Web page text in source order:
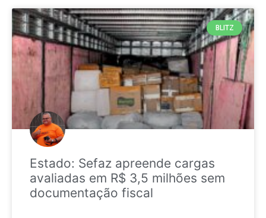
BLITZ
Estado: Sefaz apreende cargas
avaliadas em R$ 3,5 milhões sem
documentação fiscal